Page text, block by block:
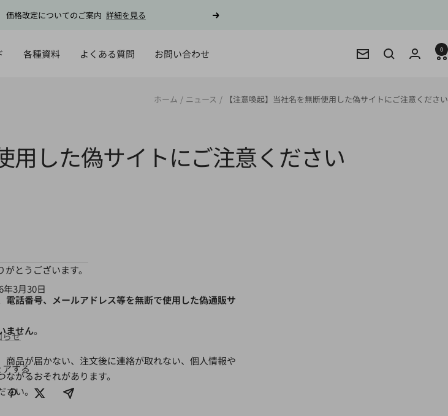
格改定についてのご案内 詳細を見る
次
各種資料 よくある質問 お問い合わせ
メ
マ
0
ホーム ニュース 【注意喚起】当社名を無断使用した偽サイトにご注意ください
用した偽サイトにご注意ください
年3月30日
らせ
アする
とうございます。
電話番号、メールアドレス等を無断で使用した偽通販サ
ません。
品が届かない、注文後に連絡が取れない、個人情報や
がるおそれがあります。
い。